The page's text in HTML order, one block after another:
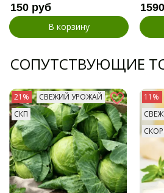
150 руб
В корзину
СОПУТСТВУЮЩИЕ
21%
СВЕЖИЙ УРОЖАЙ
СКП
11%